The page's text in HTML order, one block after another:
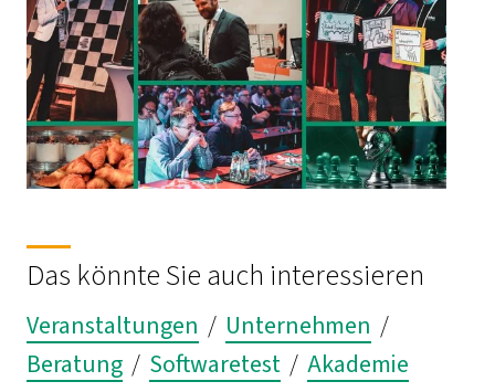
Das könnte Sie auch interessieren
Veranstaltungen / Unternehmen /
Beratung / Softwaretest / Akademie